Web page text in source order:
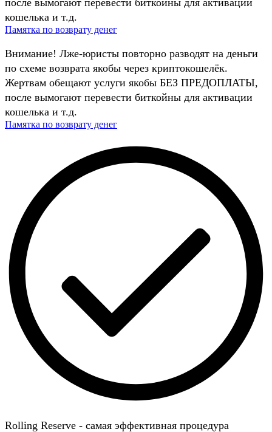
после вымогают перевести биткойны для активации
кошелька и т.д.
Памятка по возврату денег
Внимание! Лже-юристы повторно разводят на деньги
по схеме возврата якобы через криптокошелёк.
Жертвам обещают услуги якобы БЕЗ ПРЕДОПЛАТЫ,
после вымогают перевести биткойны для активации
кошелька и т.д.
Памятка по возврату денег
Rolling Reserve - самая эффективная процедура